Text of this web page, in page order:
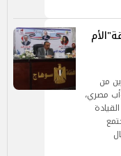
من
مصري،